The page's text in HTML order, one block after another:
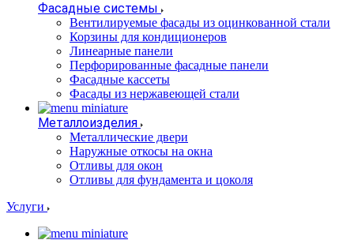
Фасадные системы
Вентилируемые фасады из оцинкованной стали
Корзины для кондиционеров
Линеарные панели
Перфорированные фасадные панели
Фасадные кассеты
Фасады из нержавеющей стали
Металлоизделия
Металлические двери
Наружные откосы на окна
Отливы для окон
Отливы для фундамента и цоколя
Услуги